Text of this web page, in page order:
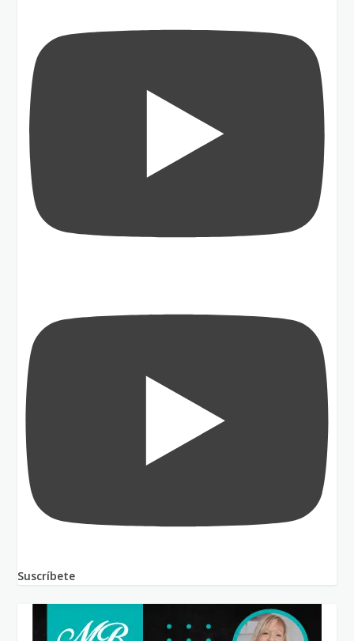
Suscríbete